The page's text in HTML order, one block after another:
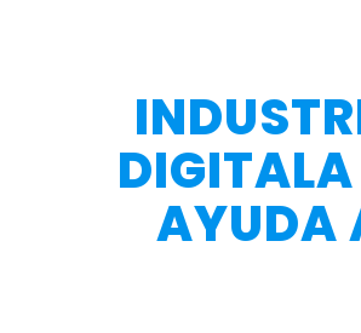
DIGITALA
AYUDA